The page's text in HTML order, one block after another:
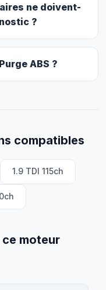
ne doivent-
?
ABS ?
compatibles
1.9 TDI 115ch
moteur